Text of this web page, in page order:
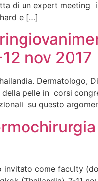
di un expert
e […]
nov 2017
Dermatologo,
pelle in corsi
su questo
come faculty